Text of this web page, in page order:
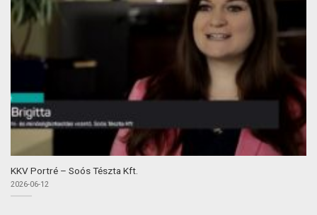
KKV Portré – Soós Tészta Kft.
2026-06-12